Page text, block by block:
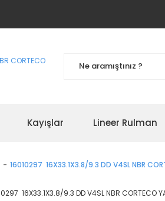
Kayışlar Lineer Rulman
16010297 16X33.1X3.8/9.3 DD V4SL NBR